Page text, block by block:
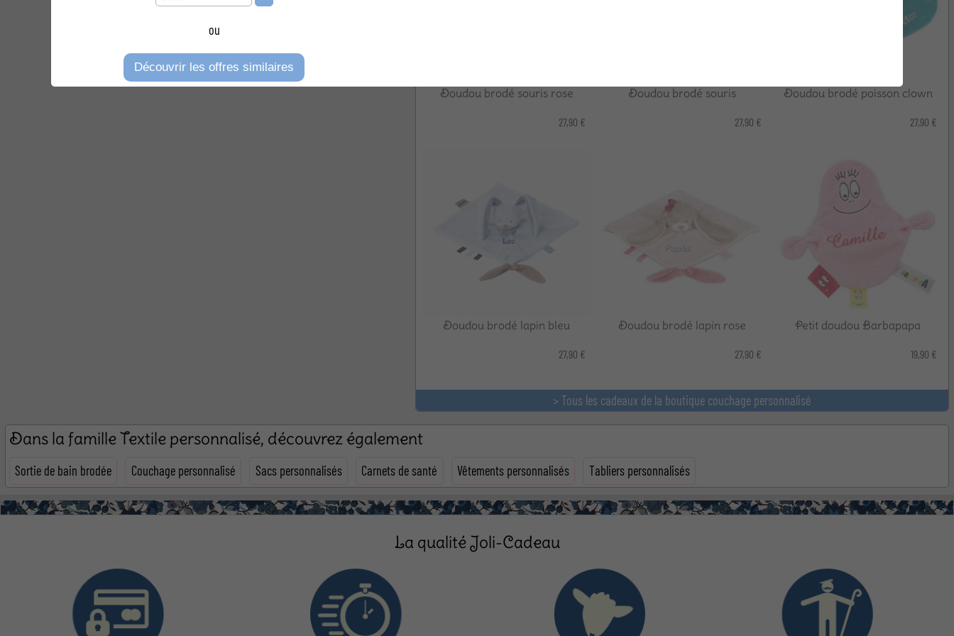
Doudou brodé souris rose
27,90 €
Doudou brodé souris
27,90 €
Doudou brodé poisson clown
27,90 €
Doudou brodé lapin bleu
27,90 €
Doudou brodé lapin rose
27,90 €
Petit doudou Barbapapa
19,90 €
> Tous les cadeaux de la boutique couchage personnalisé
Dans la famille Textile personnalisé, découvrez également
Sortie de bain brodée Couchage personnalisé Sacs personnalisés Carnets de santé Vêtements personnalisés Tabliers personnalisés
La qualité Joli-Cadeau
ou
Découvrir les offres similaires